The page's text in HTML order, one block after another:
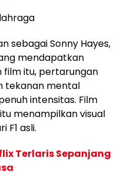
sebagai Sonny Hayes,
mendapatkan
film itu, pertarungan
tekanan mental
intensitas. Film
menampilkan visual
F1 asli.
Terlaris Sepanjang